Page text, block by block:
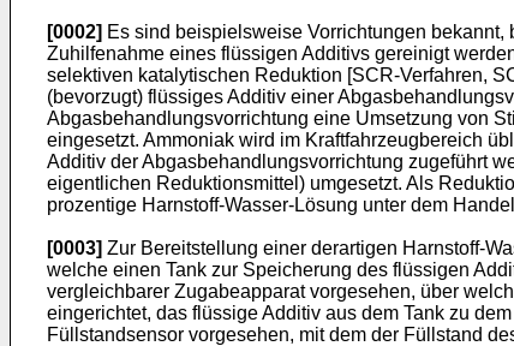
[0002] Es sind beispielsweise Vorrichtungen
Zuhilfenahme eines flüssigen Additivs gereinigt
selektiven katalytischen Reduktion [SCR-Verfahren,
(bevorzugt) flüssiges Additiv einer
Abgasbehandlungsvorrichtung eine Umsetzung von
eingesetzt. Ammoniak wird im Kraftfahrzeugbereich
Additiv der Abgasbehandlungsvorrichtung zugeführt
eigentlichen Reduktionsmittel) umgesetzt. Als
prozentige Harnstoff-Wasser-Lösung unter dem
[0003] Zur Bereitstellung einer derartigen Harnstoff-
welche einen Tank zur Speicherung des flüssigen
vergleichbarer Zugabeapparat vorgesehen, über
eingerichtet, das flüssige Additiv aus dem Tank zu
Füllstandsensor vorgesehen, mit dem der Füllstand